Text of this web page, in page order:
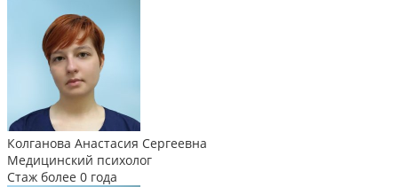
Колганова Анастасия Сергеевна
Медицинский психолог
Стаж более 0 года